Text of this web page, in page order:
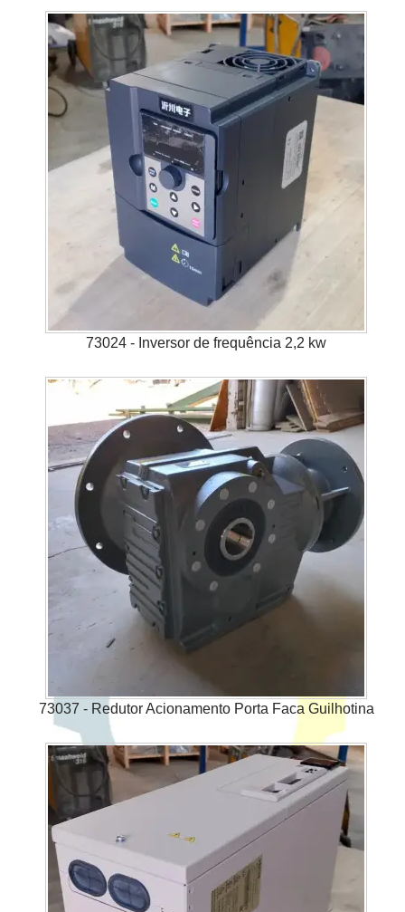
73024 - Inversor de frequência 2,2 kw
73037 - Redutor Acionamento Porta Faca Guilhotina